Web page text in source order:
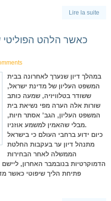
Lire la suite
כאשר הלהט הפוליטי
במהלך דיון שנערך לאחרונה בבית
המשפט העליון של מדינת ישראל,
ששודר בטלוויזיה, שמעה כותב
שורות אלה הערה מפי נשיאת בית
המשפט העליון, הגב’ אסתר חיות,
מבלי שהאמין למשמע אוזניו.
כיום ידוע ברחבי העולם כי בישראל
מתנהל דיון ער בעקבות החלטת
הממשלה לאחר הבחירות
הדמוקרטיות בנובמבר האחרון,
פתיחת הליך שיפוטי כאשר